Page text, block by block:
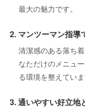
最大の魅力です。
2. マンツーマン指導
清潔感のある落ち
なただけのメニュ
る環境を整えていま
3. 通いやすい好立地